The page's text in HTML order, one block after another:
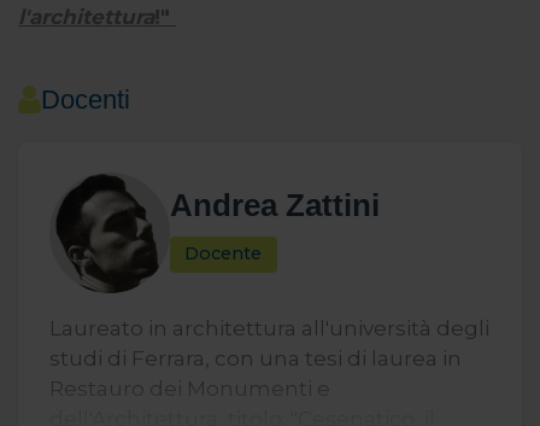
l'architettura!"
Docenti
Andrea Zattini
Docente
Laureato in architettura all'università degli
studi di Ferrara, con una tesi di laurea in
Restauro dei Monumenti e